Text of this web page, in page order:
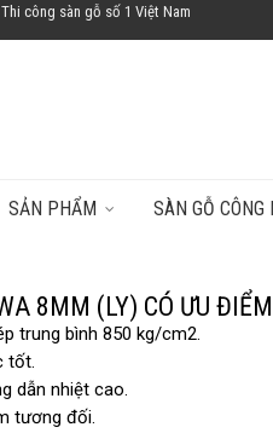
công sàn gỗ số 1 Việt Nam
SẢN PHẨM SÀN GỖ CÔNG
8MM (LY) CÓ ƯU
trung bình 850 kg/cm2.
tốt.
dẫn nhiệt cao.
tương đối.